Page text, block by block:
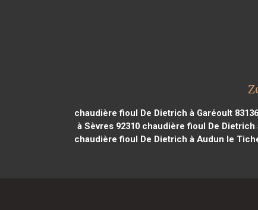
chaudière fioul De Dietrich à Garéoult 83136
à Sèvres 92310 chaudière fioul De Dietrich
chaudière fioul De Dietrich à Audun le